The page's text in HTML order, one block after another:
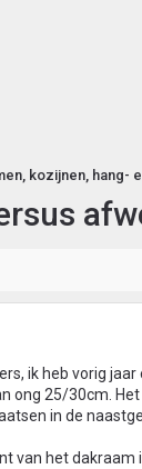
ik heb vorig
ong 25/30cm.
in de
van het